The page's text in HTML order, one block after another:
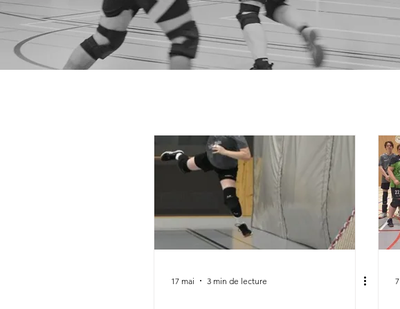
17 mai 3 min de lecture